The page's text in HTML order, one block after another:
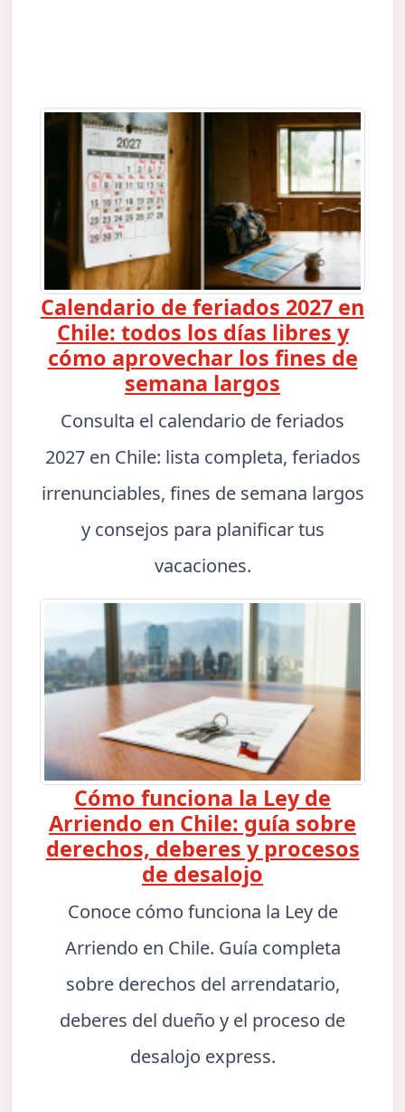
Calendario de feriados 2027 en
Chile: todos los días libres y
cómo aprovechar los fines de
semana largos
Consulta el calendario de feriados
2027 en Chile: lista completa, feriados
irrenunciables, fines de semana largos
y consejos para planificar tus
vacaciones.
Cómo funciona la Ley de
Arriendo en Chile: guía sobre
derechos, deberes y procesos
de desalojo
Conoce cómo funciona la Ley de
Arriendo en Chile. Guía completa
sobre derechos del arrendatario,
deberes del dueño y el proceso de
desalojo express.